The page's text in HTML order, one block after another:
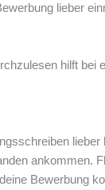
lieber
hilft bei
ankommen.
Bewerbung